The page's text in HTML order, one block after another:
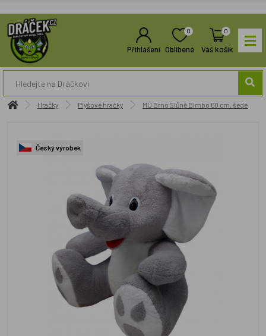
Přihlášení
0
Oblíbené
0
Váš košík
Hračky Plyšové hračky MÚ Brno Slůně Bimbo 60 cm, šedé
Český výrobek